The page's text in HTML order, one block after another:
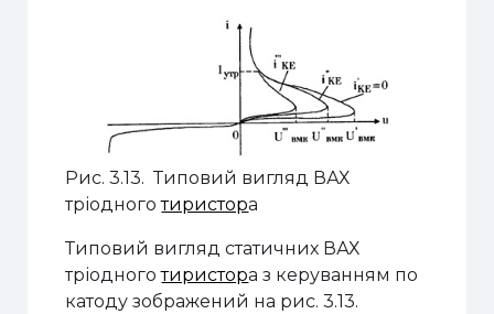
Рис. 3.13.Типовий вигляд ВАХ
тріодноготиристора
Типовий вигляд статичних ВАХ
тріодноготиристора з керуванням по
катоду зображений на рис. 3.13.